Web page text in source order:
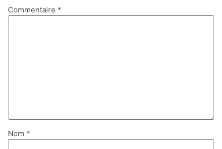
Commentaire *
Nom *